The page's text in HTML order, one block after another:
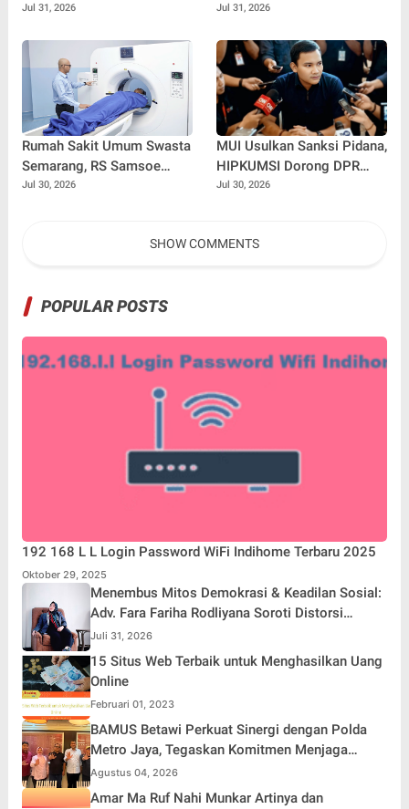
Paket Sembako di
Jul 31, 2026
Sosial: Adv. Fara Fariha
Simpati Publik dan Aksi
Main Hakim Sendiri
Jul 31, 2026
Rumah Sakit Umum Swasta
Semarang, RS Samsoe
Hidajat Perluas Layanan
Jul 30, 2026
MUI Usulkan Sanksi Pidana,
HIPKUMSI Dorong DPR
Segera Bertindak
Jul 30, 2026
SHOW COMMENTS
POPULAR POSTS
192 168 L L Login Password WiFi Indihome Terbaru 2025
Oktober 29, 2025
Menembus Mitos Demokrasi & Keadilan Sosial:
Adv. Fara Fariha Rodliyana Soroti Distorsi
Simpati Publik dan Aksi Main Hakim Sendiri
Juli 31, 2026
15 Situs Web Terbaik untuk Menghasilkan Uang
Online
Februari 01, 2023
BAMUS Betawi Perkuat Sinergi dengan Polda
Metro Jaya, Tegaskan Komitmen Menjaga
Jakarta Aman, Damai, dan Kondusif Jelang HUT
ke-81 Republik Indonesia
Agustus 04, 2026
Amar Ma Ruf Nahi Munkar Artinya dan